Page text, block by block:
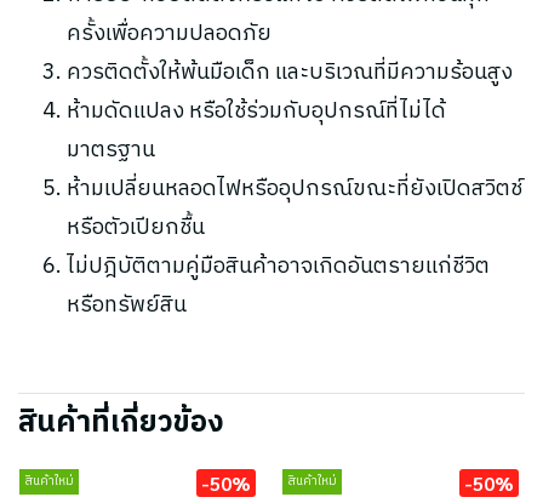
ครั้งเพื่อความปลอดภัย
ควรติดตั้งให้พ้นมือเด็ก และบริเวณที่มีความร้อนสูง
ห้ามดัดแปลง หรือใช้ร่วมกับอุปกรณ์ที่ไม่ได้
มาตรฐาน
ห้ามเปลี่ยนหลอดไฟหรืออุปกรณ์ขณะที่ยังเปิดสวิตช์
หรือตัวเปียกชื้น
ไม่ปฎิบัติตามคู่มือสินค้าอาจเกิดอันตรายแก่ชีวิต
หรือทรัพย์สิน
สินค้าที่เกี่ยวข้อง
สินค้าใหม่ -50% สินค้าใหม่ -50%